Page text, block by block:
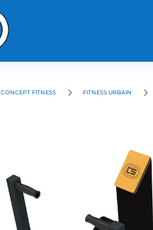
CONCEPT FITNESS 5 FITNESS URBAIN 5